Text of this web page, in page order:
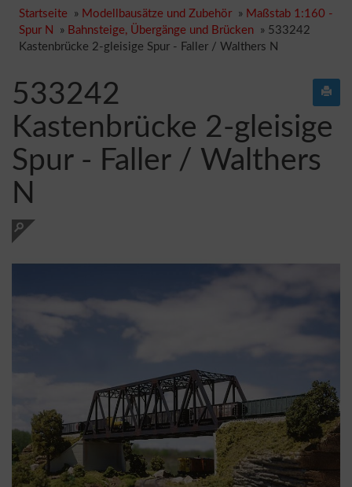
Startseite » Modellbausätze und Zubehör » Maßstab 1:160 -
Spur N
» Bahnsteige, Übergänge und Brücken » 533242
Kastenbrücke 2-gleisige Spur - Faller / Walthers N
533242
Kastenbrücke 2-gleisige
Spur - Faller / Walthers
N